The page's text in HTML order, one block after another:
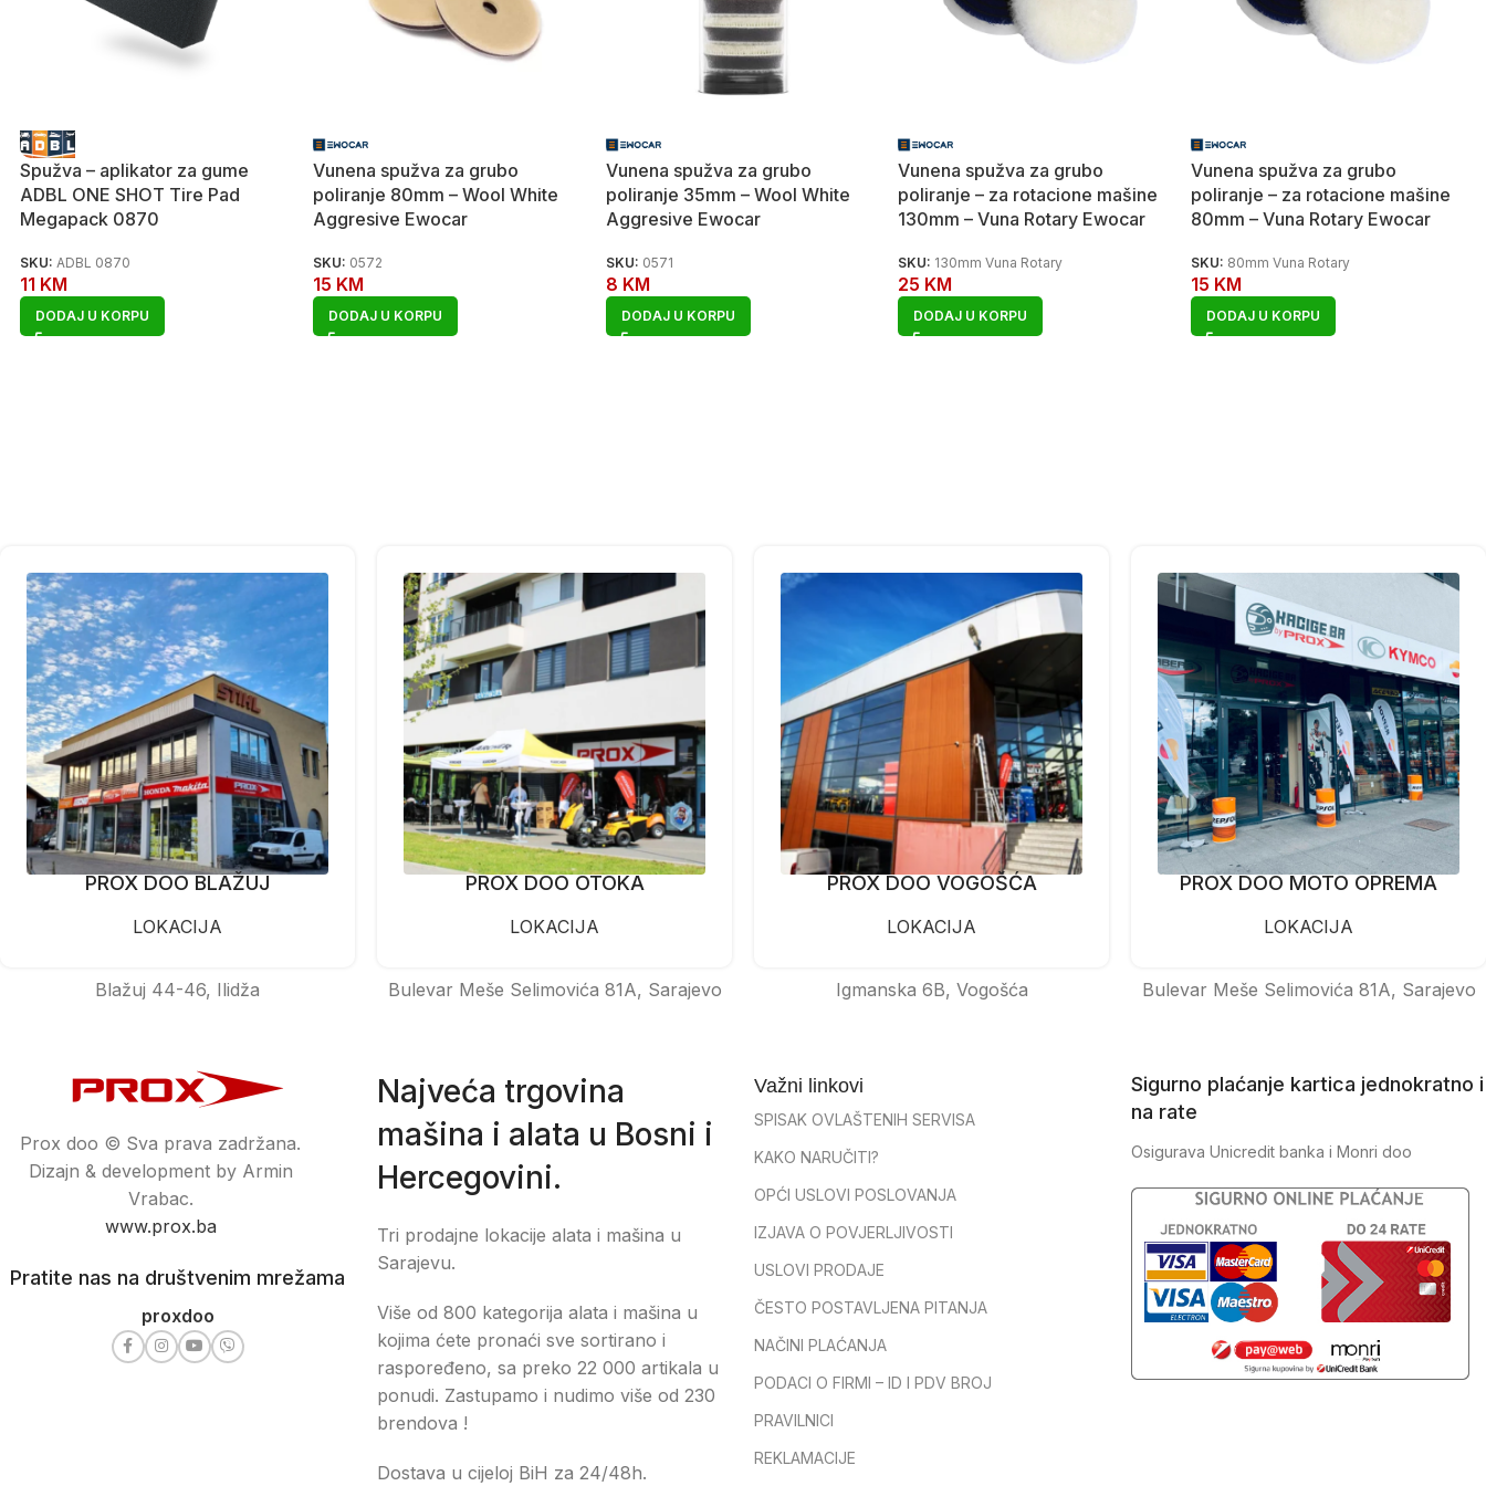
Spužva – aplikator za gume
ADBL ONE SHOT Tire Pad
Megapack 0870
SKU: ADBL 0870
11 KM
DODAJ U KORPU
Vunena spužva za grubo
poliranje 80mm – Wool White
Aggresive Ewocar
SKU: 0572
15 KM
DODAJ U KORPU
Vunena spužva za grubo
poliranje 35mm – Wool White
Aggresive Ewocar
SKU: 0571
8 KM
DODAJ U KORPU
Vunena spužva za grubo
poliranje – za rotacione mašine
130mm – Vuna Rotary Ewocar
SKU: 130mm Vuna Rotary
25 KM
DODAJ U KORPU
Vunena spužva za grubo
poliranje – za rotacione mašine
80mm – Vuna Rotary Ewocar
SKU: 80mm Vuna Rotary
15 KM
DODAJ U KORPU
PROX DOO BLAŽUJ
LOKACIJA
Blažuj 44-46, Ilidža
PROX DOO OTOKA
LOKACIJA
Bulevar Meše Selimovića 81A, Sarajevo
PROX DOO VOGOŠĆA
LOKACIJA
Igmanska 6B, Vogošća
PROX DOO MOTO OPREMA
LOKACIJA
Bulevar Meše Selimovića 81A, Sarajevo
Prox doo © Sva prava zadržana.
Dizajn & development by Armin
Vrabac.
www.prox.ba
Pratite nas na društvenim mrežama
proxdoo
Najveća trgovina
mašina i alata u Bosni i
Hercegovini.
Tri prodajne lokacije alata i mašina u
Sarajevu.
Više od 800 kategorija alata i mašina u
kojima ćete pronaći sve sortirano i
raspoređeno, sa preko 22 000 artikala u
ponudi. Zastupamo i nudimo više od 230
brendova !
Dostava u cijeloj BiH za 24/48h.
Važni linkovi
SPISAK OVLAŠTENIH SERVISA
KAKO NARUČITI?
OPĆI USLOVI POSLOVANJA
IZJAVA O POVJERLJIVOSTI
USLOVI PRODAJE
ČESTO POSTAVLJENA PITANJA
NAČINI PLAĆANJA
PODACI O FIRMI – ID I PDV BROJ
PRAVILNICI
REKLAMACIJE
Sigurno plaćanje kartica jednokratno i
na rate
Osigurava Unicredit banka i Monri doo